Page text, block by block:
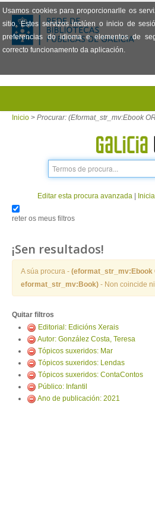
Usamos cookies para proporcionarlle os
sitio. Estes servizos inclúen o inicio de
preferencias do idioma e elementos de
correcto funcionamento da aplicación.
INICIO
PRÉSTAMO
ENTRAR
Inicio > Procurar: (Eformat_str_mv:Ebook
Editar esta procura avanzada
reter os meus filtros
¡Sen resultados!
A súa procura - (eformat_str_mv:Ebook
eformat_str_mv:Book) - Non coincide
Quitar filtros
Editorial: Edicións Xerais
Autor: González Costa, Teresa
Tópicos suxeridos: Mar
Tópicos suxeridos: Lendas
Tópicos suxeridos: ContaContos
Público: Infantil
Ano de publicación: 2021